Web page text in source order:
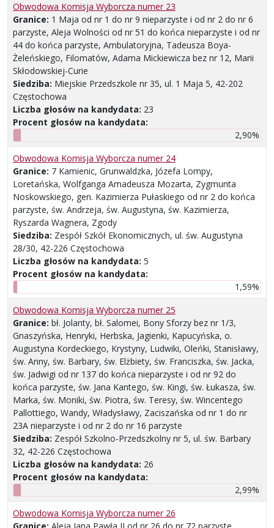
Obwodowa Komisja Wyborcza numer 23
Granice: 1 Maja od nr 1 do nr 9 nieparzyste i od nr 2 do nr 6
parzyste, Aleja Wolności od nr 51 do końca nieparzyste i od nr
44 do końca parzyste, Ambulatoryjna, Tadeusza Boya-
Żeleńskiego, Filomatów, Adama Mickiewicza bez nr 12, Marii
Skłodowskiej-Curie
Siedziba: Miejskie Przedszkole nr 35, ul. 1 Maja 5, 42-202
Częstochowa
Liczba głosów na kandydata: 23
Procent głosów na kandydata:
2,90%
Obwodowa Komisja Wyborcza numer 24
Granice: 7 Kamienic, Grunwaldzka, Józefa Lompy,
Loretańska, Wolfganga Amadeusza Mozarta, Zygmunta
Noskowskiego, gen. Kazimierza Pułaskiego od nr 2 do końca
parzyste, św. Andrzeja, św. Augustyna, św. Kazimierza,
Ryszarda Wagnera, Zgody
Siedziba: Zespół Szkół Ekonomicznych, ul. św. Augustyna
28/30, 42-226 Częstochowa
Liczba głosów na kandydata: 5
Procent głosów na kandydata:
1,59%
Obwodowa Komisja Wyborcza numer 25
Granice: bł. Jolanty, bł. Salomei, Bony Sforzy bez nr 1/3,
Gnaszyńska, Henryki, Herbska, Jagienki, Kapucyńska, o.
Augustyna Kordeckiego, Krystyny, Ludwiki, Oleńki, Stanisławy,
św. Anny, św. Barbary, św. Elżbiety, św. Franciszka, św. Jacka,
św. Jadwigi od nr 137 do końca nieparzyste i od nr 92 do
końca parzyste, św. Jana Kantego, św. Kingi, św. Łukasza, św.
Marka, św. Moniki, św. Piotra, św. Teresy, św. Wincentego
Pallottiego, Wandy, Władysławy, Zaciszańska od nr 1 do nr
23A nieparzyste i od nr 2 do nr 16 parzyste
Siedziba: Zespół Szkolno-Przedszkolny nr 5, ul. św. Barbary
32, 42-226 Częstochowa
Liczba głosów na kandydata: 26
Procent głosów na kandydata:
2,99%
Obwodowa Komisja Wyborcza numer 26